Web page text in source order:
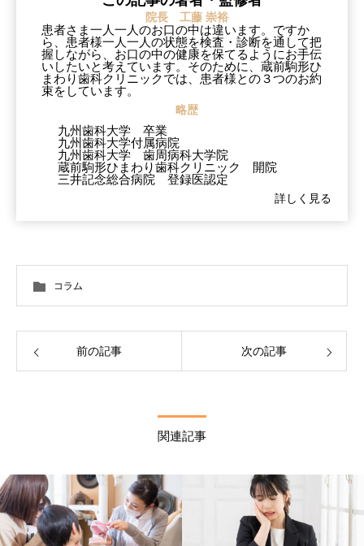
院長 工藤 崇裕
患者さま一人一人のお口の中は違います。ですか
ら、患者様一人一人の状態を検査・診断を通して把
握しながら、お口の中の健康を保てるようにお手伝
いしたいと考えています。そのために、蔵前駒形ひ
まわり歯科クリニックでは、患者様との３つのお約
束をしています。
略歴
九州歯科大学 卒業
九州歯科大学付属病院
九州歯科大学 歯周病科大学院
蔵前駒形ひまわり歯科クリニック 開院
三井記念総合病院 登録医認定
詳しく見る
コラム
前の記事 次の記事
関連記事